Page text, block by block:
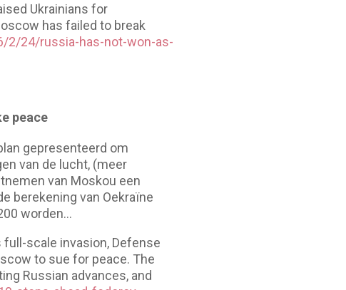
Ukrainians for
has failed to break
2/24/russia-has-not-won-as-
peace
gepresenteerd om
van de lucht, (meer
van Moskou een
berekening van Oekraïne
worden…
full-scale invasion, Defense
to sue for peace. The
Russian advances, and